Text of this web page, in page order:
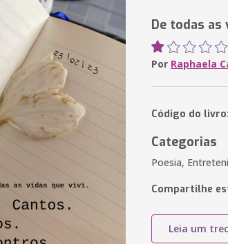
De todas as
Por Raphaela
Código do
Categorias
Poesia,
Compartilhe
Leia um